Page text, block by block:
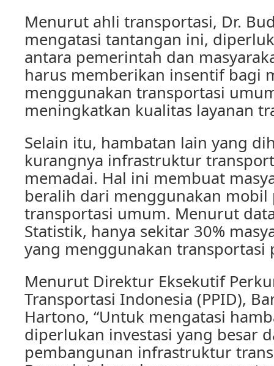
Menurut ahli transportasi, Dr.
mengatasi tantangan ini,
antara pemerintah dan
harus memberikan insentif bagi
menggunakan transportasi
meningkatkan kualitas layanan
Selain itu, hambatan lain yang
kurangnya infrastruktur
memadai. Hal ini membuat
beralih dari menggunakan mobil
transportasi umum. Menurut
Statistik, hanya sekitar 30%
yang menggunakan transportasi
Menurut Direktur Eksekutif
Transportasi Indonesia (PPID),
Hartono, “Untuk mengatasi
diperlukan investasi yang besar
pembangunan infrastruktur